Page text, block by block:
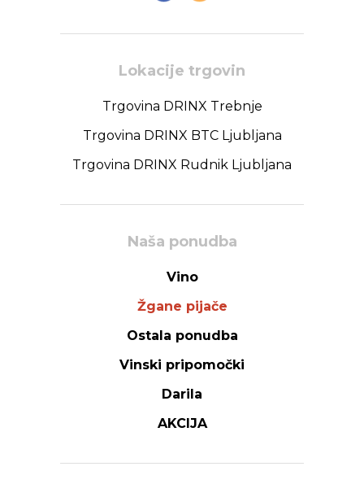
Lokacije trgovin
Trgovina DRINX Trebnje
Trgovina DRINX BTC Ljubljana
Trgovina DRINX Rudnik Ljubljana
Naša ponudba
Vino
Žgane pijače
Ostala ponudba
Vinski pripomočki
Darila
AKCIJA